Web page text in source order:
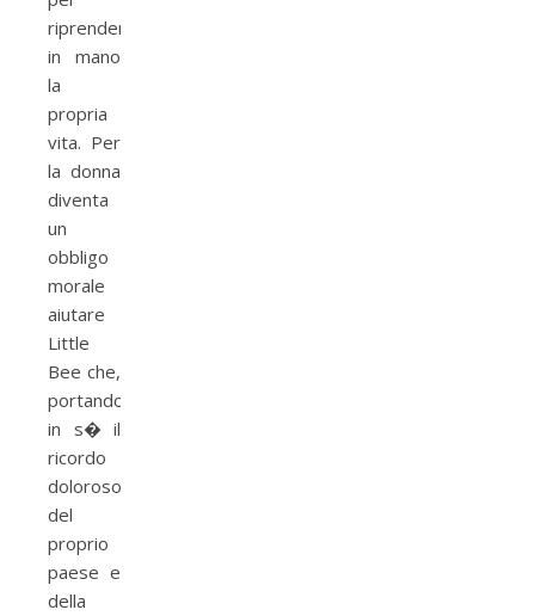
riprendere
in mano
la
propria
vita. Per
la donna
diventa
un
obbligo
morale
aiutare
Little
Bee che,
portando
in s� il
ricordo
doloroso
del
proprio
paese e
della